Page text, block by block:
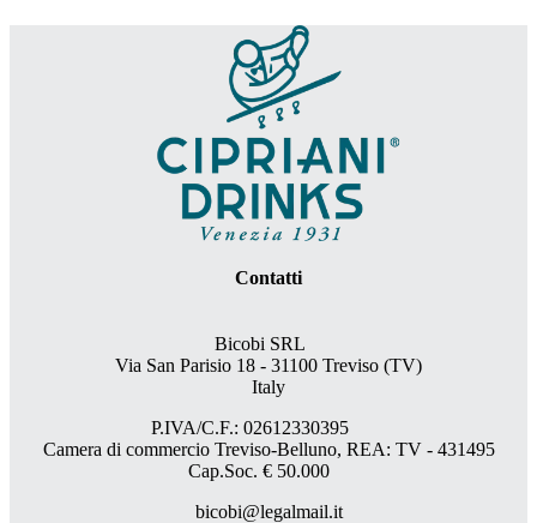
Contatti
Bicobi SRL
Via San Parisio 18 - 31100 Treviso (TV)
Italy
P.IVA/C.F.: 02612330395
Camera di commercio Treviso-Belluno, REA: TV - 431495
Cap.Soc. € 50.000
bicobi@legalmail.it